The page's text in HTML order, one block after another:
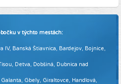
v týchto mestách:
IV, Banská Štiavnica, Bardejov, Bojnice,
Detva, Dobšiná, Dubnica nad
Gbely, Giraltovce, Handlová,